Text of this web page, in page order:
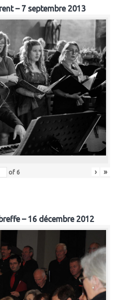
– 7 septembre 2013
of 6 › »
– 16 décembre 2012